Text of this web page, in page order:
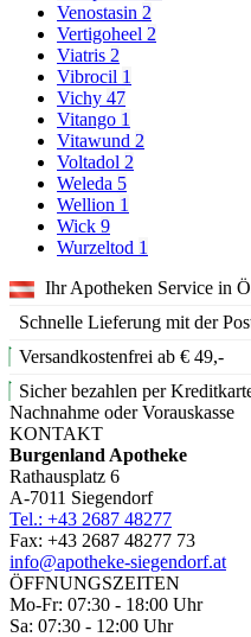
Venostasin 2
Vertigoheel 2
Viatris 2
Vibrocil 1
Vichy 47
Vitango 1
Vitawund 2
Voltadol 2
Weleda 5
Wellion 1
Wick 9
Wurzeltod 1
Ihr Apotheken Service in
Schnelle Lieferung mit der
Versandkostenfrei ab € 49,-
Sicher bezahlen per
Nachnahme oder Vorauskasse
KONTAKT
Burgenland Apotheke
Rathausplatz 6
A-7011 Siegendorf
Tel.: +43 2687 48277
Fax: +43 2687 48277 73
info@apotheke-siegendorf.at
ÖFFNUNGSZEITEN
Mo-Fr: 07:30 - 18:00 Uhr
Sa: 07:30 - 12:00 Uhr